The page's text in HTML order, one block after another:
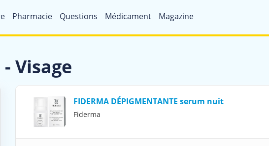
Pharmacie Questions Médicament Magazine
Visage
FIDERMA DÉPIGMENTANTE serum nuit
Fiderma